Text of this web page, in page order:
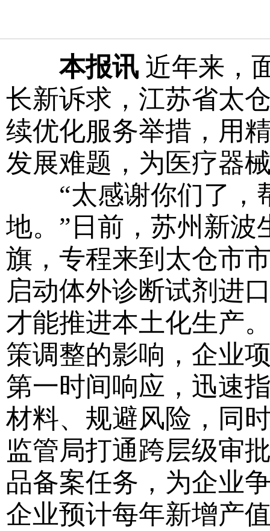
本报讯 近年来，
长新诉求，江苏省太
续优化服务举措，用
发展难题，为医疗器
“太感谢你们了，帮
地。”日前，苏州新波
旗，专程来到太仓市
启动体外诊断试剂进
才能推进本土化生产
策调整的影响，企业
第一时间响应，迅速
材料、规避风险，同
监管局打通跨层级审
品备案任务，为企业
企业预计每年新增产